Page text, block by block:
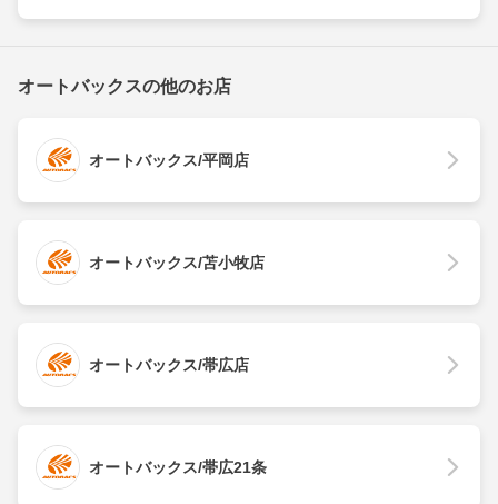
オートバックスの他のお店
オートバックス/平岡店
オートバックス/苫小牧店
オートバックス/帯広店
オートバックス/帯広21条